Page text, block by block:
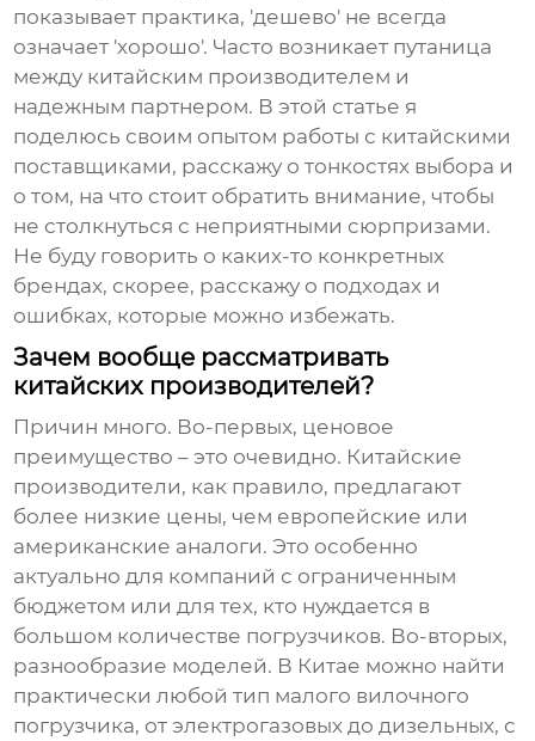
показывает практика, 'дешево' не всегда
означает 'хорошо'. Часто возникает путаница
между китайским производителем и
надежным партнером. В этой статье я
поделюсь своим опытом работы с китайскими
поставщиками, расскажу о тонкостях выбора и
о том, на что стоит обратить внимание, чтобы
не столкнуться с неприятными сюрпризами.
Не буду говорить о каких-то конкретных
брендах, скорее, расскажу о подходах и
ошибках, которые можно избежать.
Зачем вообще рассматривать
китайских производителей?
Причин много. Во-первых, ценовое
преимущество – это очевидно. Китайские
производители, как правило, предлагают
более низкие цены, чем европейские или
американские аналоги. Это особенно
актуально для компаний с ограниченным
бюджетом или для тех, кто нуждается в
большом количестве погрузчиков. Во-вторых,
разнообразие моделей. В Китае можно найти
практически любой тип малого вилочного
погрузчика, от электрогазовых до дизельных, с